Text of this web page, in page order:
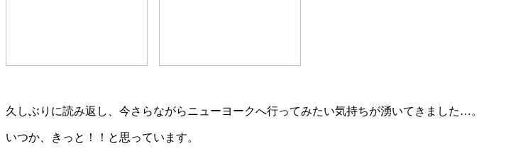
久しぶりに読み返し、今さらながらニューヨークへ行ってみたい気持ちが湧いてきました…。
いつか、きっと！！と思っています。